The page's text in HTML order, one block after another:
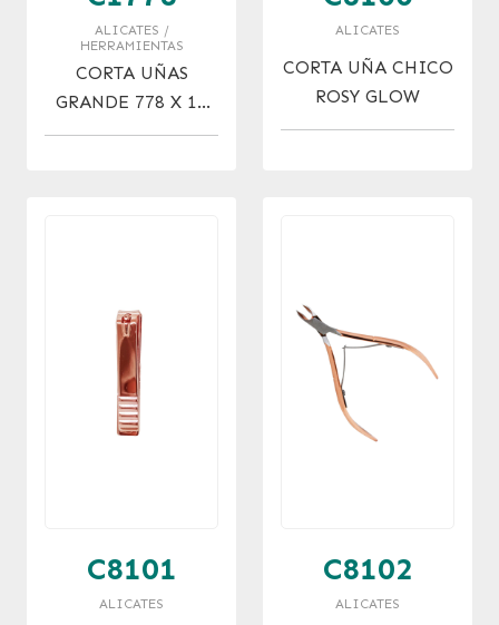
ALICATES /
HERRAMIENTAS
CORTA UÑAS
GRANDE 778 X 12
UNID.
ALICATES
CORTA UÑA CHICO
ROSY GLOW
C8101
ALICATES
C8102
ALICATES